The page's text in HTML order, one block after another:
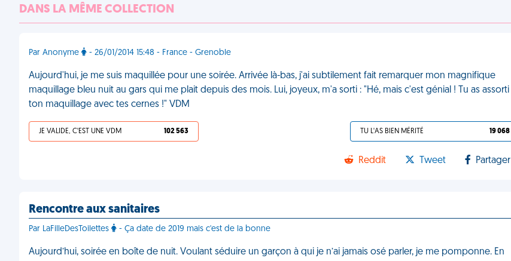
DANS LA MÊME COLLECTION
Par Anonyme - 26/01/2014 15:48 - France - Grenoble
Aujourd'hui, je me suis maquillée pour une soirée. Arrivée là-bas, j'ai subtilement fait remarquer mon magnifique
maquillage bleu nuit au gars qui me plait depuis des mois. Lui, joyeux, m'a sorti : "Hé, mais c'est génial ! Tu as assorti
ton maquillage avec tes cernes !" VDM
JE VALIDE, C'EST UNE VDM 102 563 TU L'AS BIEN MÉRITÉ 19 068
Reddit Tweet Partager
Rencontre aux sanitaires
Par LaFilleDesToilettes - Ça date de 2019 mais c'est de la bonne
Aujourd’hui, soirée en boîte de nuit. Voulant séduire un garçon à qui je n’ai jamais osé parler, je me pomponne. En